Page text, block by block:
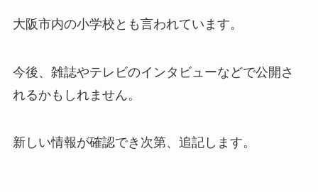
大阪市内の小学校とも言われています。
今後、雑誌やテレビのインタビューなどで公開さ
れるかもしれません。
新しい情報が確認でき次第、追記します。